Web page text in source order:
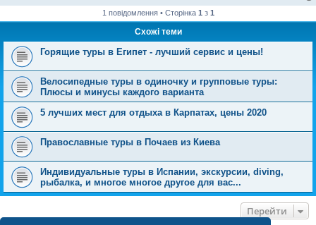
1 повідомлення • Сторінка 1 з 1
Схожі теми
Горящие туры в Египет - лучший сервис и цены!
Велосипедные туры в одиночку и групповые туры:
Плюсы и минусы каждого варианта
5 лучших мест для отдыха в Карпатах, цены 2020
Православные туры в Почаев из Киева
Индивидуальные туры в Испании, экскурсии, diving,
рыбалка, и многое многое другое для вас...
Перейти